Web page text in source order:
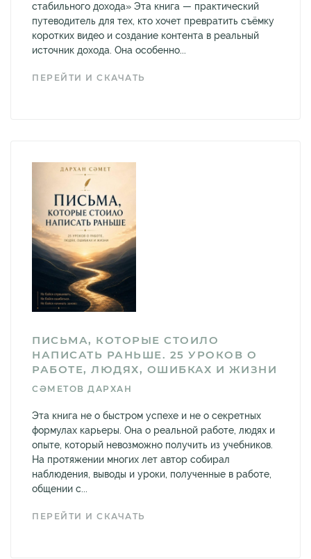
стабильного дохода» Эта книга — практический
путеводитель для тех, кто хочет превратить съёмку
коротких видео и создание контента в реальный
источник дохода. Она особенно...
ПЕРЕЙТИ И СКАЧАТЬ
ПИСЬМА, КОТОРЫЕ СТОИЛО
НАПИСАТЬ РАНЬШЕ. 25 УРОКОВ О
РАБОТЕ, ЛЮДЯХ, ОШИБКАХ И ЖИЗНИ
СӘМЕТОВ ДАРХАН
Эта книга не о быстром успехе и не о секретных
формулах карьеры. Она о реальной работе, людях и
опыте, который невозможно получить из учебников.
На протяжении многих лет автор собирал
наблюдения, выводы и уроки, полученные в работе,
общении с...
ПЕРЕЙТИ И СКАЧАТЬ